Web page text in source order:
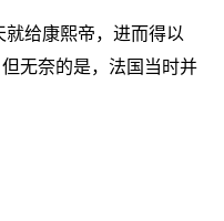
给康熙帝，进而得以
无奈的是，法国当时并